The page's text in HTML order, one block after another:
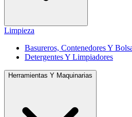
Limpieza
Basureros, Contenedores Y
Detergentes Y Limpiadores
Herramientas Y Maquinarias